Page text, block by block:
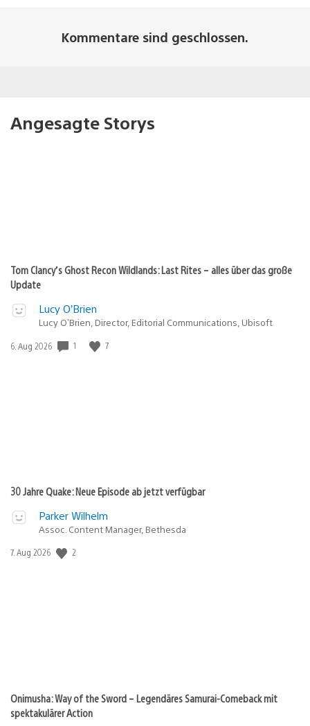
Kommentare sind geschlossen.
Angesagte Storys
Tom Clancy’s Ghost Recon Wildlands: Last Rites – alles über das große
Update
Lucy O’Brien
Lucy O’Brien, Director, Editorial Communications, Ubisoft
Veröffentlichungsdatum:
6. Aug 2026 1 7
30 Jahre Quake: Neue Episode ab jetzt verfügbar
Parker Wilhelm
Assoc. Content Manager, Bethesda
Veröffentlichungsdatum:
7. Aug 2026 2
Onimusha: Way of the Sword – Legendäres Samurai-Comeback mit
spektakulärer Action